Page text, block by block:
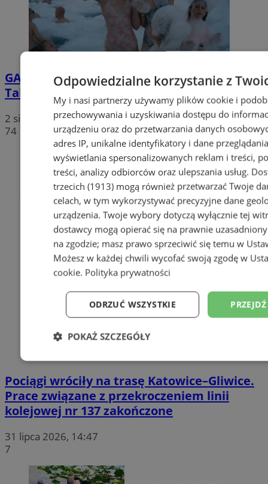
GALERIAPiana, muzyka i zabawa w wodzie.
Tak wyglądał wieczór na rudzkim basenie
2 sierpnia 2026, 13:57
74
Pociągi wróciły na trasę Katowice–Gliwice.
Prace związane z przekroczeniem linii
kolejowej nr 137 zakończone
31 lipca 2026, 14:47
7
Odpowiedzialne korzystanie z
My i nasi partnerzy używamy plików cookie i
przechowywania i uzyskiwania dostępu do
urządzeniu oraz do przetwarzania danych
adres IP, unikalne identyfikatory i dane
wyświetlania spersonalizowanych reklam i treści,
treści, analizy odbiorców oraz ulepszania usług.
trzecich (1913)mogą również przetwarzać Twoje
celach, w tym wykorzystywać precyzyjne dane
urządzenia. Twoje wybory dotyczą wyłącznie tej
dostawcy mogą opierać się na prawnie
na zgodzie; masz prawo sprzeciwić się temu w
Możesz w każdej chwili wycofać swoją zgodę w
cookie. Polityka prywatności
ODRZUĆ WSZYSTKIE
POKAŻ SZCZEGÓŁY
Niezbędne Wydajność Targetowanie
Niesklasyfikowane